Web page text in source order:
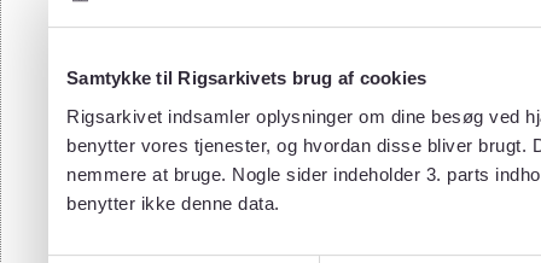
Samtykke til Rigsarkivets brug af cookies
Rigsarkivet indsamler oplysninger om dine besøg ved
benytter vores tjenester, og hvordan disse bliver
nemmere at bruge. Nogle sider indeholder 3. parts
benytter ikke denne data.